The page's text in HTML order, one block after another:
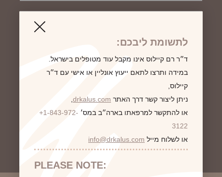
לתשומת ליבכם:
ד״ר רם קיילוס אינו מקבל עוד מטופלים בישראל.
במידה ותרצו לתאם ייעוץ אונליין או אישי עם ד״ר
קיילוס,
ניתן ליצור קשר דרך האתר drkalus.com
או להתקשר למרפאתו בארה״ב במס׳ +1-843-972-
3122
או לשלוח מייל info@drkalus.com
PLEASE NOTE: